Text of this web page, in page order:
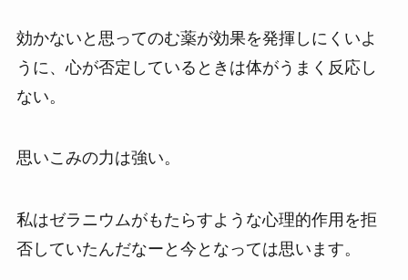
効かないと思ってのむ薬が効果を発揮しにくいよ
うに、心が否定しているときは体がうまく反応し
ない。
思いこみの力は強い。
私はゼラニウムがもたらすような心理的作用を拒
否していたんだなーと今となっては思います。